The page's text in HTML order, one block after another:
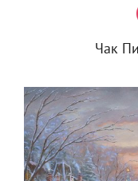
Чак